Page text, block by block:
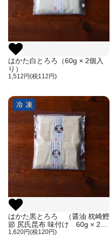
はかた白とろろ（60g × 2個入
り）
1,512円(税112円)
はかた黒とろろ （醤油 枕崎鰹
節 尻氏昆布 味付け 60g × 2個
入り）
1,620円(税120円)